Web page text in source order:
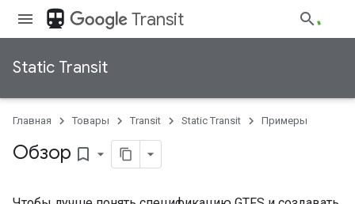
directions_transit Transit
Static Transit
Главная Товары Transit Static Transit Примеры
Обзор bookmark_border